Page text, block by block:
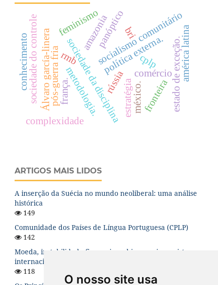
O nosso site usa
cplp
sociedade da disciplina
rmb
comércio
política externa.
pós-guerra fria rússia
socialismo comunitário
Álvaro garcía-linera estado de exceção.
sociedade do controle bri
panóptico
méxico.
américa latina
feminismo
metodologia.
conhecimento
fronteira
complexidade
amazonia
frança. estratégia
ARTIGOS MAIS LIDOS
A inserção da Suécia no mundo neoliberal: uma análise
histórica
149
Comunidade dos Países de Língua Portuguesa (CPLP)
142
Moeda, instabilidade financeira e hierarquia no sistema
internacional
118